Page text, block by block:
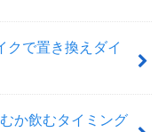
クで置き換えダイ
か飲むタイミング